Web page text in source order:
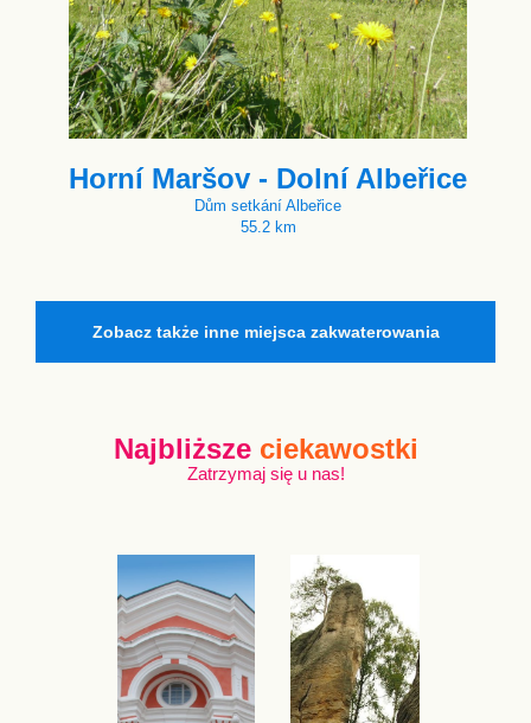
Horní Maršov - Dolní Albeřice
Dům setkání Albeřice
55.2 km
Zobacz także inne miejsca zakwaterowania
Najbliższe ciekawostki
Zatrzymaj się u nas!